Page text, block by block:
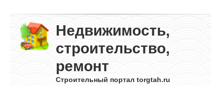
Недвижимость,
строительство,
ремонт
Строительный портал torgtah.ru